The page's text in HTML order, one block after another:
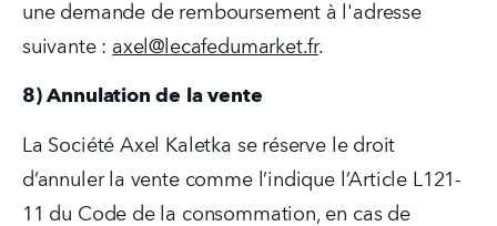
une demande de remboursement à l'adresse
suivante : axel@lecafedumarket.fr.
8) Annulation de la vente
La Société Axel Kaletka se réserve le droit
d’annuler la vente comme l’indique l’Article L121-
11 du Code de la consommation, en cas de